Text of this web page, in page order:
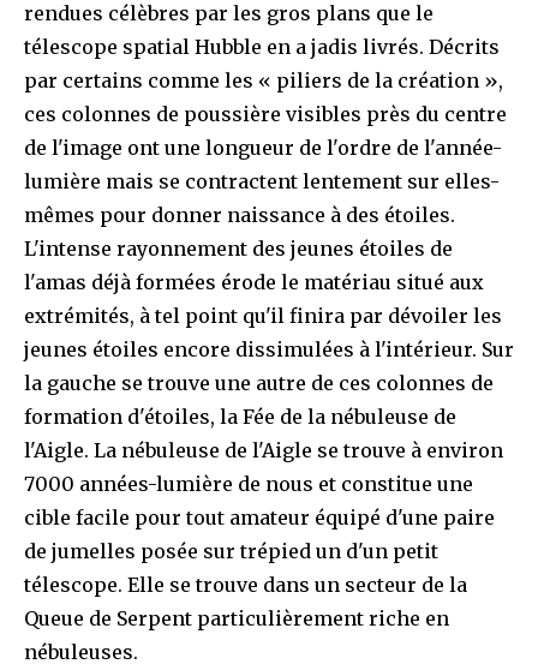
rendues célèbres par les gros plans que le
télescope spatial Hubble en a jadis livrés. Décrits
par certains comme les « piliers de la création »,
ces colonnes de poussière visibles près du centre
de l'image ont une longueur de l'ordre de l'année-
lumière mais se contractent lentement sur elles-
mêmes pour donner naissance à des étoiles.
L'intense rayonnement des jeunes étoiles de
l'amas déjà formées érode le matériau situé aux
extrémités, à tel point qu'il finira par dévoiler les
jeunes étoiles encore dissimulées à l'intérieur. Sur
la gauche se trouve une autre de ces colonnes de
formation d'étoiles, la Fée de la nébuleuse de
l'Aigle. La nébuleuse de l'Aigle se trouve à environ
7000 années-lumière de nous et constitue une
cible facile pour tout amateur équipé d'une paire
de jumelles posée sur trépied un d'un petit
télescope. Elle se trouve dans un secteur de la
Queue de Serpent particulièrement riche en
nébuleuses.